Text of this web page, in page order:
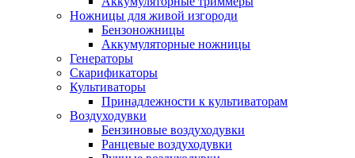
Ножницы для живой изгороди
Бензоножницы
Аккумуляторные ножницы
Генераторы
Скарификаторы
Культиваторы
Принадлежности к культиваторам
Воздуходувки
Бензиновые воздуходувки
Ранцевые воздуходувки